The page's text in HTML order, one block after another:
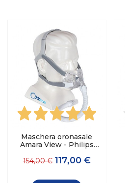
Maschera oronasale
Amara View - Philips
154,00 € 117,00 €